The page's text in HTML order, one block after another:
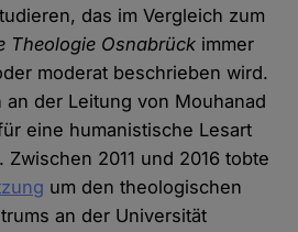
das im Vergleich zum
Theologie Osnabrück immer
moderat beschrieben wird.
an der Leitung von Mouhanad
eine humanistische Lesart
Zwischen 2011 und 2016 tobte
um den theologischen
an der Universität